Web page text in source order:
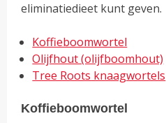
eliminatiedieet kunt geven.
Koffieboomwortel
Olijfhout (olijfboomhout)
Tree Roots knaagwortels
Koffieboomwortel